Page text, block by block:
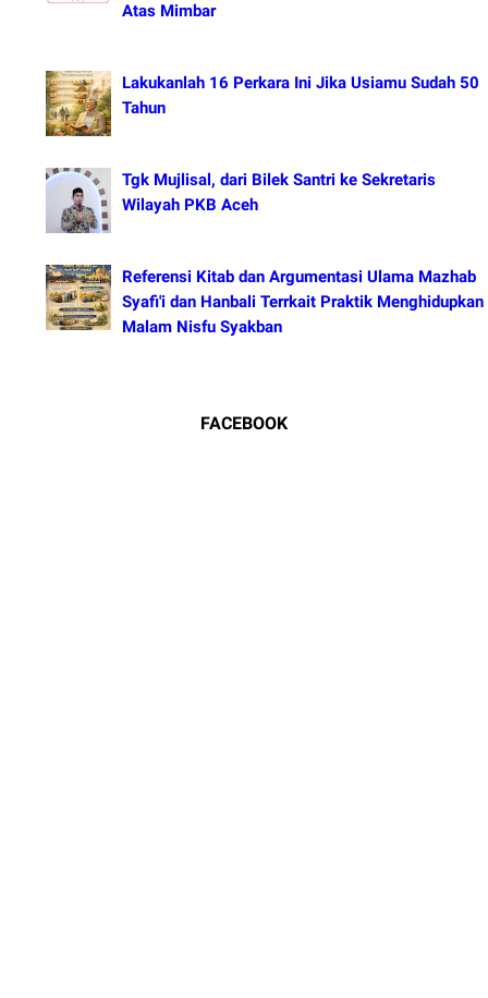
Atas Mimbar
Lakukanlah 16 Perkara Ini Jika Usiamu Sudah 50
Tahun
Tgk Mujlisal, dari Bilek Santri ke Sekretaris
Wilayah PKB Aceh
Referensi Kitab dan Argumentasi Ulama Mazhab
Syafi'i dan Hanbali Terrkait Praktik Menghidupkan
Malam Nisfu Syakban
FACEBOOK